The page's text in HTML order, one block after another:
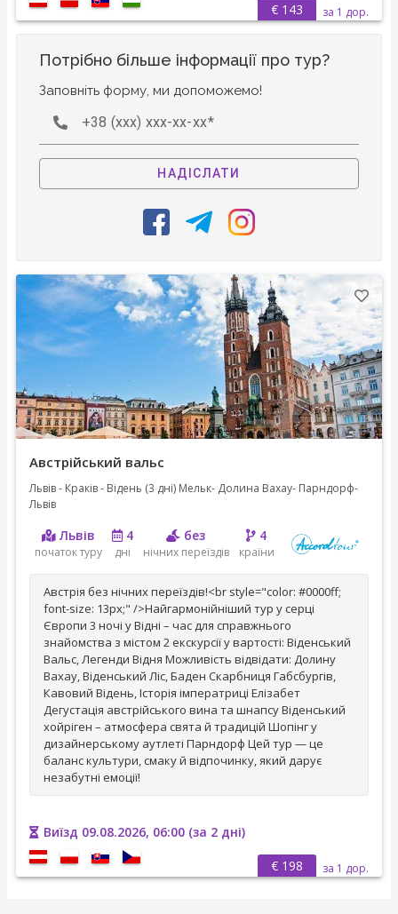
€ 143
за 1 дор.
Потрібно більше інформації про тур?
Заповніть форму, ми допоможемо!
+38 (xxx) xxx-xx-xx
НАДІСЛАТИ
Австрійський вальс
Львів - Краків - Відень (3 дні) Мельк- Долина Вахау- Парндорф-
Львів
Львів
початок туру
4
дні
без
нічних переїздів
4
країни
Австрія без нічних переїздів!<br style="color: #0000ff;
font-size: 13px;" />Найгармонійніший тур у серці
Європи 3 ночі у Відні – час для справжнього
знайомства з містом 2 екскурсії у вартості: Віденський
Вальс, Легенди Відня Можливість відвідати: Долину
Вахау, Віденський Ліс, Баден Скарбниця Габсбургів,
Кавовий Відень, Історія імператриці Елізабет
Дегустація австрійського вина та шнапсу Віденський
хойріген – атмосфера свята й традицій Шопінг у
дизайнерському аутлеті Парндорф Цей тур — це
баланс культури, смаку й відпочинку, який дарує
незабутні емоції!
Виїзд 09.08.2026, 06:00 (за 2 дні)
€ 198
за 1 дор.